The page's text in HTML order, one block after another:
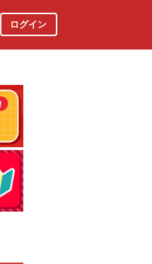
ログイン